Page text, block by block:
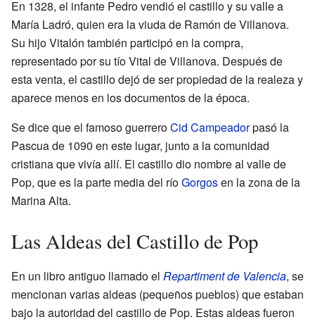
En 1328, el infante Pedro vendió el castillo y su valle a
María Ladró, quien era la viuda de Ramón de Villanova.
Su hijo Vitalón también participó en la compra,
representado por su tío Vital de Villanova. Después de
esta venta, el castillo dejó de ser propiedad de la realeza y
aparece menos en los documentos de la época.
Se dice que el famoso guerreroCid Campeadorpasó la
Pascua de 1090 en este lugar, junto a la comunidad
cristiana que vivía allí. El castillo dio nombre al valle de
Pop, que es la parte media del ríoGorgosen la zona de la
Marina Alta.
Las Aldeas del Castillo de Pop
En un libro antiguo llamado el Repartiment de Valencia, se
mencionan varias aldeas (pequeños pueblos) que estaban
bajo la autoridad del castillo de Pop. Estas aldeas fueron